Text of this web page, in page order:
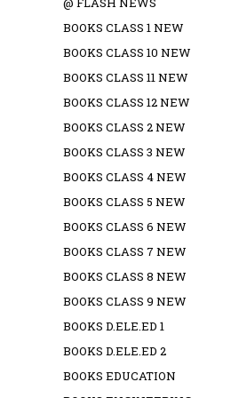
BOOKS CLASS 1 NEW
BOOKS CLASS 10 NEW
BOOKS CLASS 11 NEW
BOOKS CLASS 12 NEW
BOOKS CLASS 2 NEW
BOOKS CLASS 3 NEW
BOOKS CLASS 4 NEW
BOOKS CLASS 5 NEW
BOOKS CLASS 6 NEW
BOOKS CLASS 7 NEW
BOOKS CLASS 8 NEW
BOOKS CLASS 9 NEW
BOOKS D.ELE.ED 1
BOOKS D.ELE.ED 2
BOOKS EDUCATION